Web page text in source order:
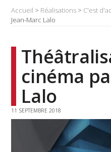
Accueil > Réalisations > C'est
Jean-Marc Lalo
cinéma
Lalo
11 SEPTEMBRE 2018